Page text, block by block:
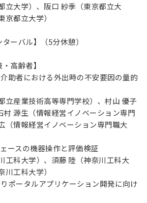
立大学）、阪口 紗季（東京都立大
京都立大学）
ーバル】（5分休憩）
高齢者】
助者における外出時の不安要因の量的
立産業技術高等専門学校）、村山 優子
村 源生（情報経営イノベーション専門
（情報経営イノベーション専門職大
ースの機器操作と評価検証
工科大学）、須藤 陸（神奈川工科大
川工科大学）
ポータルアプリケーション開発に向け